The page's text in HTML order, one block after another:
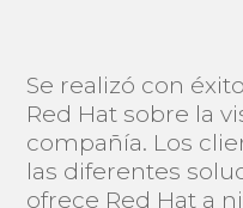
Se realizó con
Red Hat sobre la
compañía. Los
las diferentes
ofrece Red Hat a